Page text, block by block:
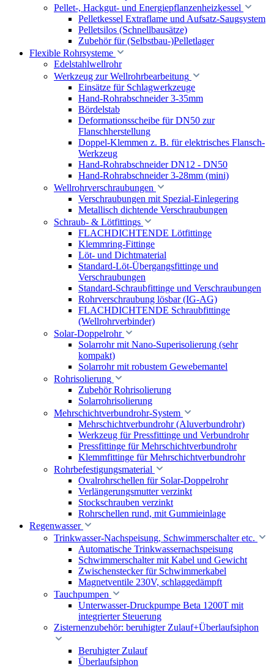
Pellet-, Hackgut- und Energiepflanzenheizkessel
Pelletkessel Extraflame und Aufsatz-Saugsystem
Pelletsilos (Schnellbausätze)
Zubehör für (Selbstbau-)Pelletlager
Flexible Rohrsysteme
Edelstahlwellrohr
Werkzeug zur Wellrohrbearbeitung
Einsätze für Schlagwerkzeuge
Hand-Rohrabschneider 3-35mm
Bördelstab
Deformationsscheibe für DN50 zur
Flanschherstellung
Doppel-Klemmen z. B. für elektrisches Flansch-
Werkzeug
Hand-Rohrabschneider DN12 - DN50
Hand-Rohrabschneider 3-28mm (mini)
Wellrohrverschraubungen
Verschraubungen mit Spezial-Einlegering
Metallisch dichtende Verschraubungen
Schraub- & Lötfittings
FLACHDICHTENDE Lötfittinge
Klemmring-Fittinge
Löt- und Dichtmaterial
Standard-Löt-Übergangsfittinge und
Verschraubungen
Standard-Schraubfittinge und Verschraubungen
Rohrverschraubung lösbar (IG-AG)
FLACHDICHTENDE Schraubfittinge
(Wellrohrverbinder)
Solar-Doppelrohr
Solarrohr mit Nano-Superisolierung (sehr
kompakt)
Solarrohr mit robustem Gewebemantel
Rohrisolierung
Zubehör Rohrisolierung
Solarrohrisolierung
Mehrschichtverbundrohr-System
Mehrschichtverbundrohr (Aluverbundrohr)
Werkzeug für Pressfittinge und Verbundrohr
Pressfittinge für Mehrschichtverbundrohr
Klemmfittinge für Mehrschichtverbundrohr
Rohrbefestigungsmaterial
Ovalrohrschellen für Solar-Doppelrohr
Verlängerungsmutter verzinkt
Stockschrauben verzinkt
Rohrschellen rund, mit Gummieinlage
Regenwasser
Trinkwasser-Nachspeisung, Schwimmerschalter etc.
Automatische Trinkwassernachspeisung
Schwimmerschalter mit Kabel und Gewicht
Zwischenstecker für Schwimmerkabel
Magnetventile 230V, schlaggedämpft
Tauchpumpen
Unterwasser-Druckpumpe Beta 1200T mit
integrierter Steuerung
Zisternenzubehör: beruhigter Zulauf+Überlaufsiphon
Beruhigter Zulauf
Überlaufsiphon